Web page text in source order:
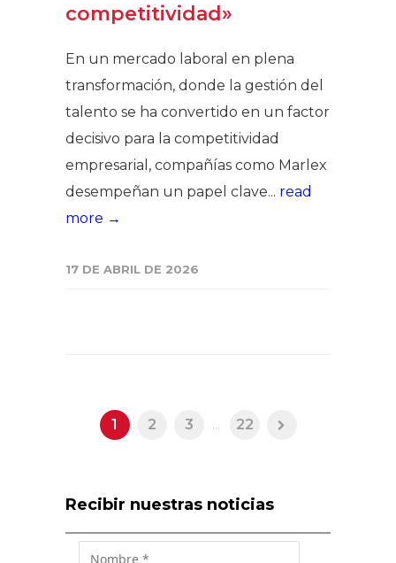
competitividad»
En un mercado laboral en plena
transformación, donde la gestión del
talento se ha convertido en un factor
decisivo para la competitividad
empresarial, compañías como Marlex
desempeñan un papel clave... read
more →
17 DE ABRIL DE 2026
1 2 3 ... 22
Recibir nuestras noticias